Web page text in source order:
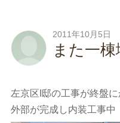
2011年10月5日
また一
左京区I邸の工事が終盤に
外部が完成し内装工事中